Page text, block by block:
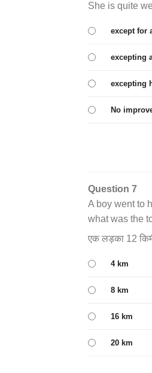
She is quite
except for
excepting
excepting
No
Question 7
A boy went to
what was the
एक लड़का 12
4 km
8 km
16 km
20 km